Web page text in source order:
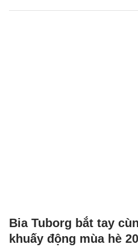
Bia Tuborg bắt tay
khuấy động mùa hè